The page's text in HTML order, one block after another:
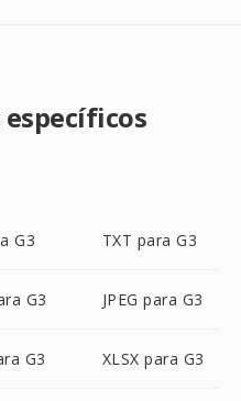
G3 TXT para G3
G3 JPEG para G3
G3 XLSX para G3